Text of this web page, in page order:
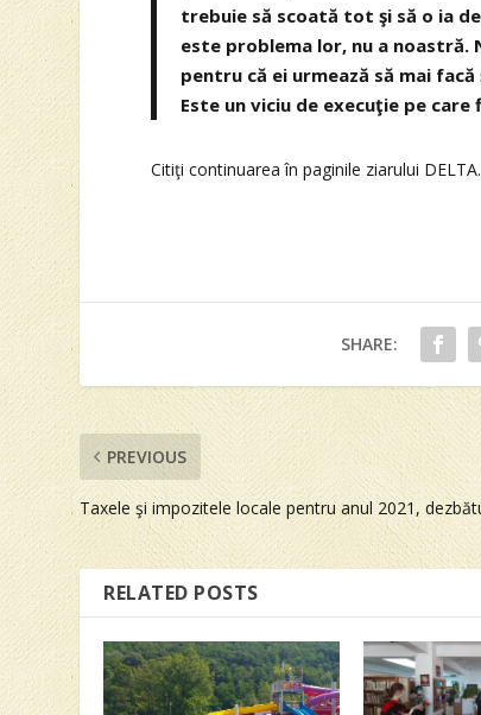
trebuie să scoată tot şi să o ia
este problema lor, nu a
pentru că ei urmează să mai
Este un viciu de execuţie pe
Citiţi continuarea în paginile ziarului DELTA.
SHARE:
PREVIOUS
Taxele şi impozitele locale pentru anul 2021,
RELATED POSTS